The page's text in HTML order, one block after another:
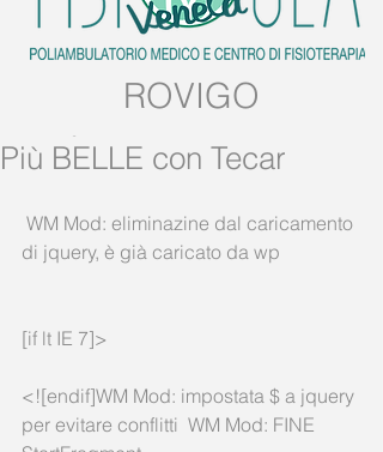
ROVIGO
Tel: 0425.539382
Mobile:
389.5728858
Più BELLE con Tecar
di jquery, è già caricato da wp
[if lt IE 7]>
<![endif]WM Mod: impostata $ a jquery
per evitare conflitti  WM Mod: FINE